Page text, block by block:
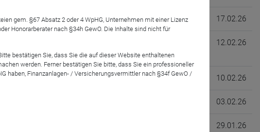
Risikomanagement noch nie so wichtig war wie jetzt. 17.02.26
12.02.26
politischen Großthema zur investierbaren Realität 10.02.26
zum FONDS professionell KONGRESS 2026 03.02.26
29.01.26
gem. §67 Absatz 2 oder 4 WpHG, Unternehmen mit einer Lizenz
Honorarberater nach §34h GewO. Die Inhalte sind nicht für
bestätigen Sie, dass Sie die auf dieser Website enthaltenen
werden. Ferner bestätigen Sie bitte, dass Sie ein professioneller
haben, Finanzanlagen- / Versicherungsvermittler nach §34f GewO /